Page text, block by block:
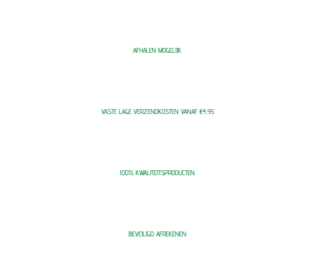
AFHALEN MOGELIJK
VASTE LAGE VERZENDKOSTEN VANAF €4,95
100% KWALITEITSPRODUCTEN
BEVEILIGD AFREKENEN